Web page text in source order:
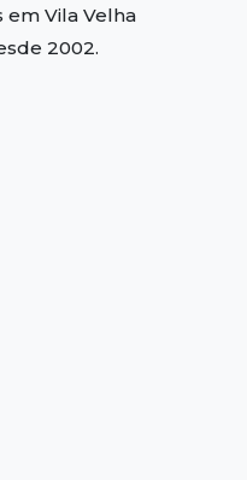
em Vila Velha
2002.